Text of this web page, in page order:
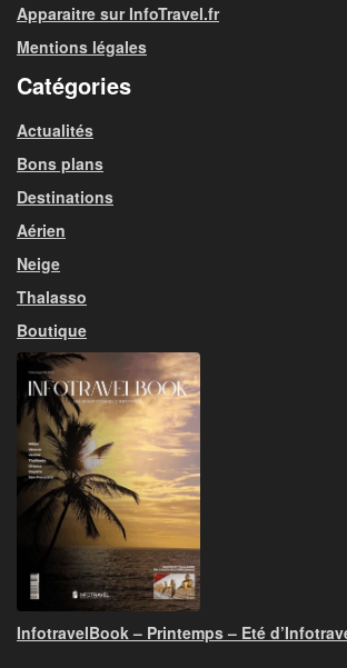
Apparaitre sur InfoTravel.fr
Mentions légales
Catégories
Actualités
Bons plans
Destinations
Aérien
Neige
Thalasso
Boutique
InfotravelBook – Printemps – Eté